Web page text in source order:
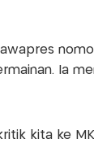
Ia
kita ke